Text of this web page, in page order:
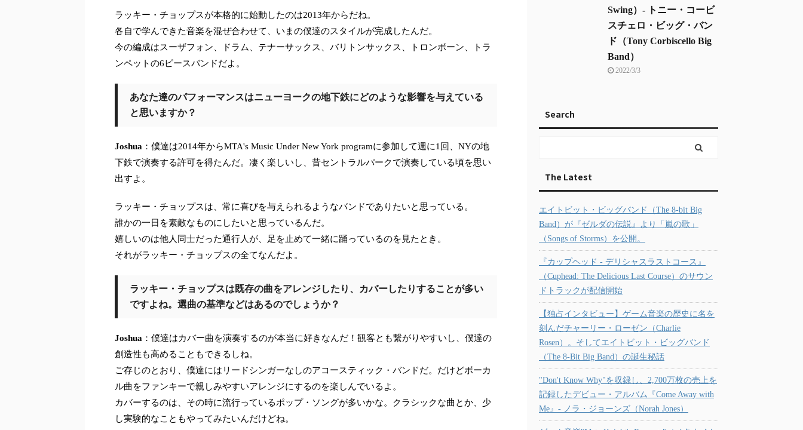
ラッキー・チョップスが本格的に始動したのは2013年からだね。
各自で学んできた音楽を混ぜ合わせて、いまの僕達のスタイルが完成したんだ。
今の編成はスーザフォン、ドラム、テナーサックス、バリトンサックス、トロンボーン、トラ
ンペットの6ピースバンドだよ。
あなた達のパフォーマンスはニューヨークの地下鉄にどのような影響を与えている
と思いますか？
Joshua ：僕達は2014年からMTA's Music Under New York programに参加して週に1回、NYの地
下鉄で演奏する許可を得たんだ。凄く楽しいし、昔セントラルパークで演奏している頃を思い
出すよ。
ラッキー・チョップスは、常に喜びを与えられるようなバンドでありたいと思っている。
誰かの一日を素敵なものにしたいと思っているんだ。
嬉しいのは他人同士だった通行人が、足を止めて一緒に踊っているのを見たとき。
それがラッキー・チョップスの全てなんだよ。
ラッキー・チョップスは既存の曲をアレンジしたり、カバーしたりすることが多い
ですよね。選曲の基準などはあるのでしょうか？
Joshua ：僕達はカバー曲を演奏するのが本当に好きなんだ！観客とも繋がりやすいし、僕達の
創造性も高めることもできるしね。
ご存じのとおり、僕達にはリードシンガーなしのアコースティック・バンドだ。だけどボーカ
ル曲をファンキーで親しみやすいアレンジにするのを楽しんでいるよ。
カバーするのは、その時に流行っているポップ・ソングが多いかな。クラシックな曲とか、少
し実験的なこともやってみたいんだけどね。
Swing）- トニー・コービ
スチェロ・ビッグ・バン
ド（Tony Corbiscello Big
Band）
2022/3/3
Search
The Latest
エイトビット・ビッグバンド（The 8-bit Big
Band）が『ゼルダの伝説』より「嵐の歌」
（Songs of Storms）を公開。
『カップヘッド - デリシャスラストコース』
（Cuphead: The Delicious Last Course）のサウン
ドトラックが配信開始
【独占インタビュー】ゲーム音楽の歴史に名を
刻んだチャーリー・ローゼン（Charlie
Rosen）。そしてエイトビット・ビッグバンド
（The 8-Bit Big Band）の誕生秘話
"Don't Know Why"を収録し、2,700万枚の売上を
記録したデビュー・アルバム『Come Away with
Me』- ノラ・ジョーンズ（Norah Jones）